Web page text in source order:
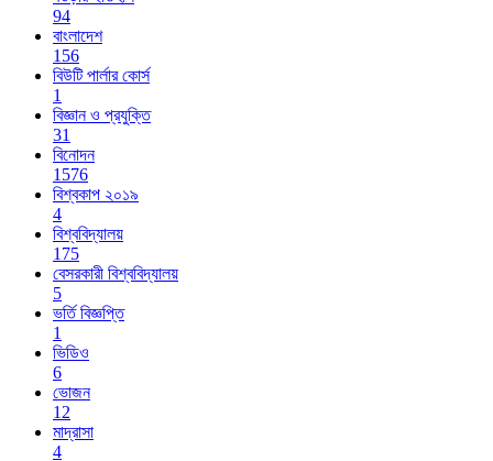
94
বাংলাদেশ
156
বিউটি পার্লার কোর্স
1
বিজ্ঞান ও প্রযুক্তি
31
বিনোদন
1576
বিশ্বকাপ ২০১৯
4
বিশ্ববিদ্যালয়
175
বেসরকারী বিশ্ববিদ্যালয়
5
ভর্তি বিজ্ঞপ্তি
1
ভিডিও
6
ভোজন
12
মাদ্রাসা
4